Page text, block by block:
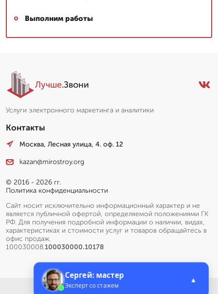
Выполним работы
Лучше.Звони
Услуги электронного маркетинга и аналитики
Контакты
Москва, Лесная улица, 4. оф. 12
kazan@mirostroy.org
© 2016 - 2026 гг.
Политика конфиденциальности
Сайт носит исключительно информационный характер и не
является публичной офертой, определяемой положениями ГК
РФ. Для получения подробной информации о наличии, видах,
характеристиках и стоимости услуг и товаров обращайтесь в
офис продаж.
100030008.100030000.10178
Сергей: мастер
Эксперт со стажем
▲